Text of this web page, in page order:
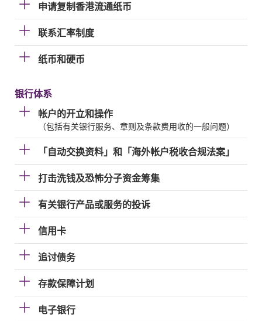
申请复制香港流通纸币
联系汇率制度
纸币和硬币
银行体系
帐户的开立和操作
（包括有关银行服务、章则及条款费用收的一般问题）
「自动交换资料」和「海外帐户税收合规法案」
打击洗钱及恐怖分子资金筹集
有关银行产品或服务的投诉
信用卡
追讨债务
存款保障计划
电子银行